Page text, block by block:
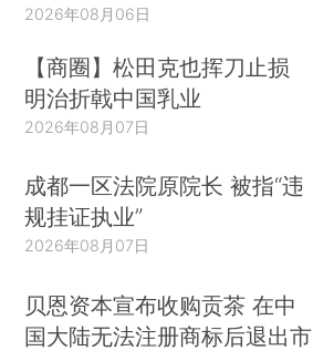
2026年08月06日
【商圈】松田克也挥刀止损
明治折戟中国乳业
2026年08月07日
成都一区法院原院长 被指“违
规挂证执业”
2026年08月07日
贝恩资本宣布收购贡茶 在中
国大陆无法注册商标后退出市